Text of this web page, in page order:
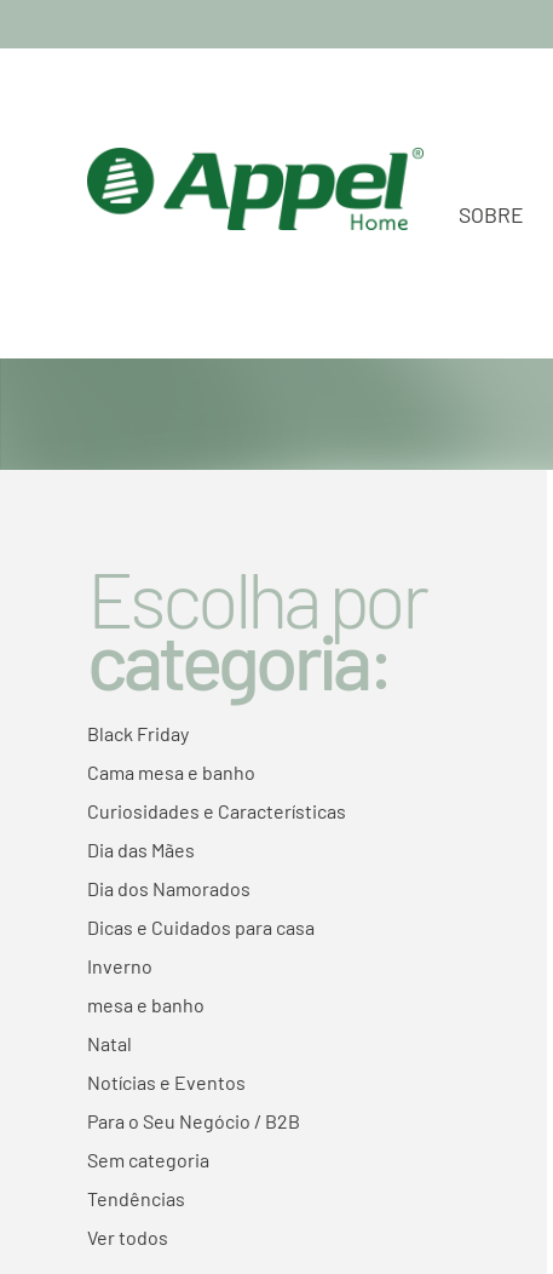
SOBRE
Escolha por
categoria:
Black Friday
Cama mesa e banho
Curiosidades e Características
Dia das Mães
Dia dos Namorados
Dicas e Cuidados para casa
Inverno
mesa e banho
Natal
Notícias e Eventos
Para o Seu Negócio / B2B
Sem categoria
Tendências
Ver todos